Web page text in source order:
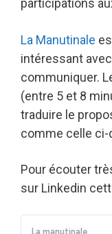
participations
La Manutinale
intéressant
communiquer.
(entre 5 et 8
traduire le
comme celle ci-
Pour écouter
sur Linkedin